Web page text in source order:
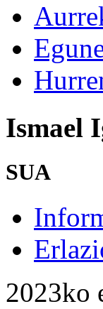
Ismael
SUA
2023ko